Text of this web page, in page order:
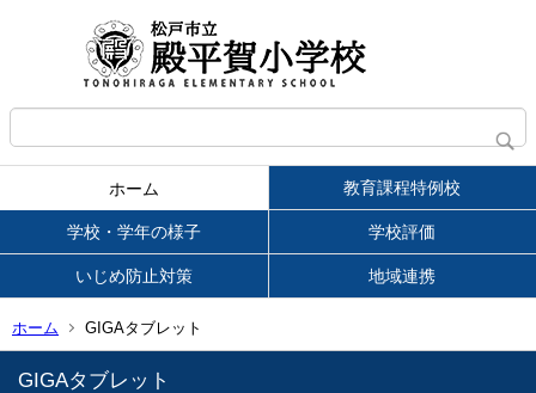
ホーム 教育課程特例校
学校・学年の様子 学校評価
いじめ防止対策 地域連携
ホーム GIGAタブレット
GIGAタブレット